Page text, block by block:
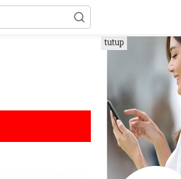
tutup